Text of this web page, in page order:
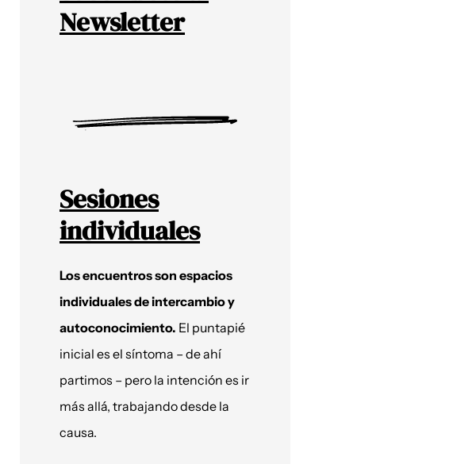
Newsletter
Sesiones
individuales
Los encuentros son espacios
individuales de intercambio y
autoconocimiento. El puntapié
inicial es el síntoma – de ahí
partimos – pero la intención es ir
más allá, trabajando desde la
causa.